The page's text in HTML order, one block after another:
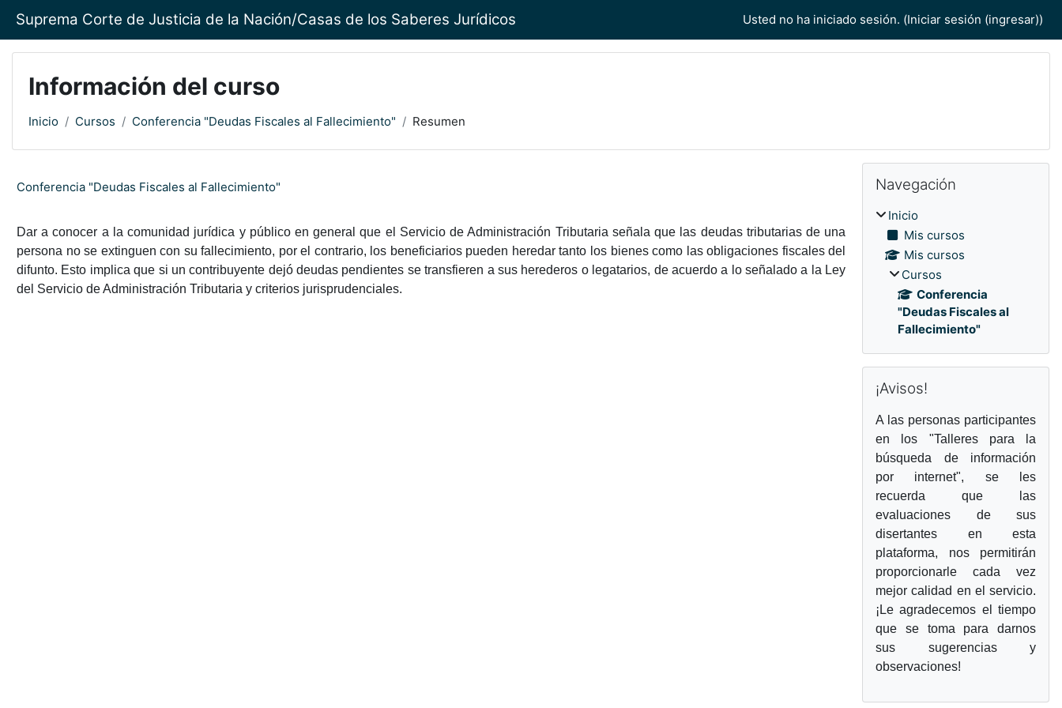
Suprema Corte de Justicia de la Nación/Casas de los Saberes Jurídicos Usted no ha iniciado sesión. (Iniciar sesión (ingresar))
Información del curso
Inicio Cursos Conferencia "Deudas Fiscales al Fallecimiento" Resumen
Conferencia "Deudas Fiscales al Fallecimiento"
Dar a conocer a la comunidad jurídica y público en general que el Servicio de Administración Tributaria señala que las deudas tributarias de una
persona no se extinguen con su fallecimiento, por el contrario, los beneficiarios pueden heredar tanto los bienes como las obligaciones fiscales del
difunto. Esto implica que si un contribuyente dejó deudas pendientes se transfieren a sus herederos o legatarios, de acuerdo a lo señalado a la Ley
del Servicio de Administración Tributaria y criterios jurisprudenciales.
Bloques
Bloques
Navegación
Inicio
Mis cursos
Mis cursos
Cursos
Conferencia
"Deudas Fiscales al
Fallecimiento"
¡Avisos!
A las personas participantes
en los "Talleres para la
búsqueda de información
por internet", se les
recuerda que las
evaluaciones de sus
disertantes en esta
plataforma, nos permitirán
proporcionarle cada vez
mejor calidad en el servicio.
¡Le agradecemos el tiempo
que se toma para darnos
sus sugerencias y
observaciones!